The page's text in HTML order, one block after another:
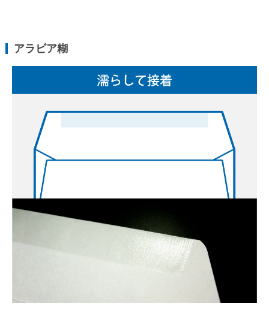
封筒について
印刷色について
紙の種類について
口糊加工について
サイズについて
窓つきについて
透けない封筒について
マチつき封筒について
貼り合わせについて
無料サンプル請求について
アラビア糊